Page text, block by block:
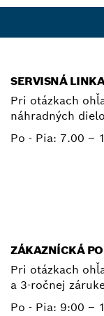
SERVISNÁ
Pri otázkach
náhradných
Po - Pia: 7.00 –
ZÁKAZNÍCKÁ
Pri otázkach
a 3-ročnej
Po - Pia: 9:00 –